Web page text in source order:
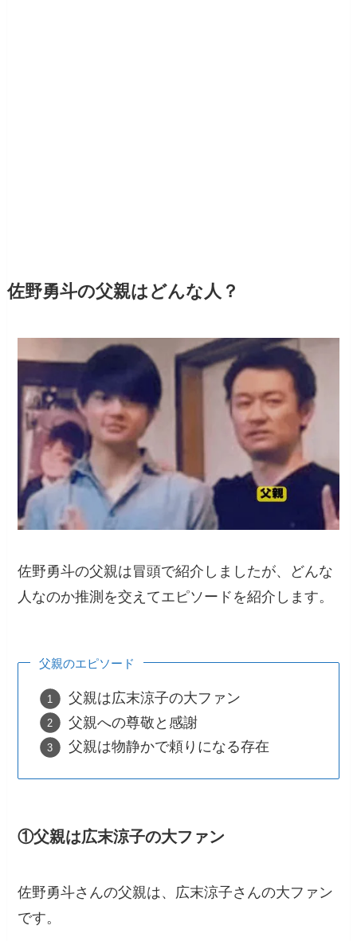
佐野勇斗の父親はどんな人？
佐野勇斗の父親は冒頭で紹介しましたが、どんな
人なのか推測を交えてエピソードを紹介します。
父親のエピソード
父親は広末涼子の大ファン
父親への尊敬と感謝
父親は物静かで頼りになる存在
①父親は広末涼子の大ファン
佐野勇斗さんの父親は、広末涼子さんの大ファン
です。